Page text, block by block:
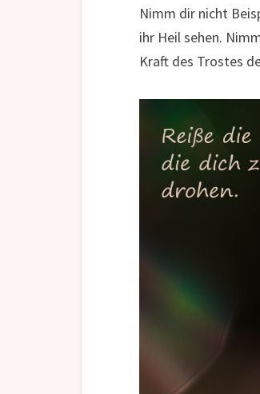
Nimm dir nicht
ihr Heil sehen.
Kraft des Trostes